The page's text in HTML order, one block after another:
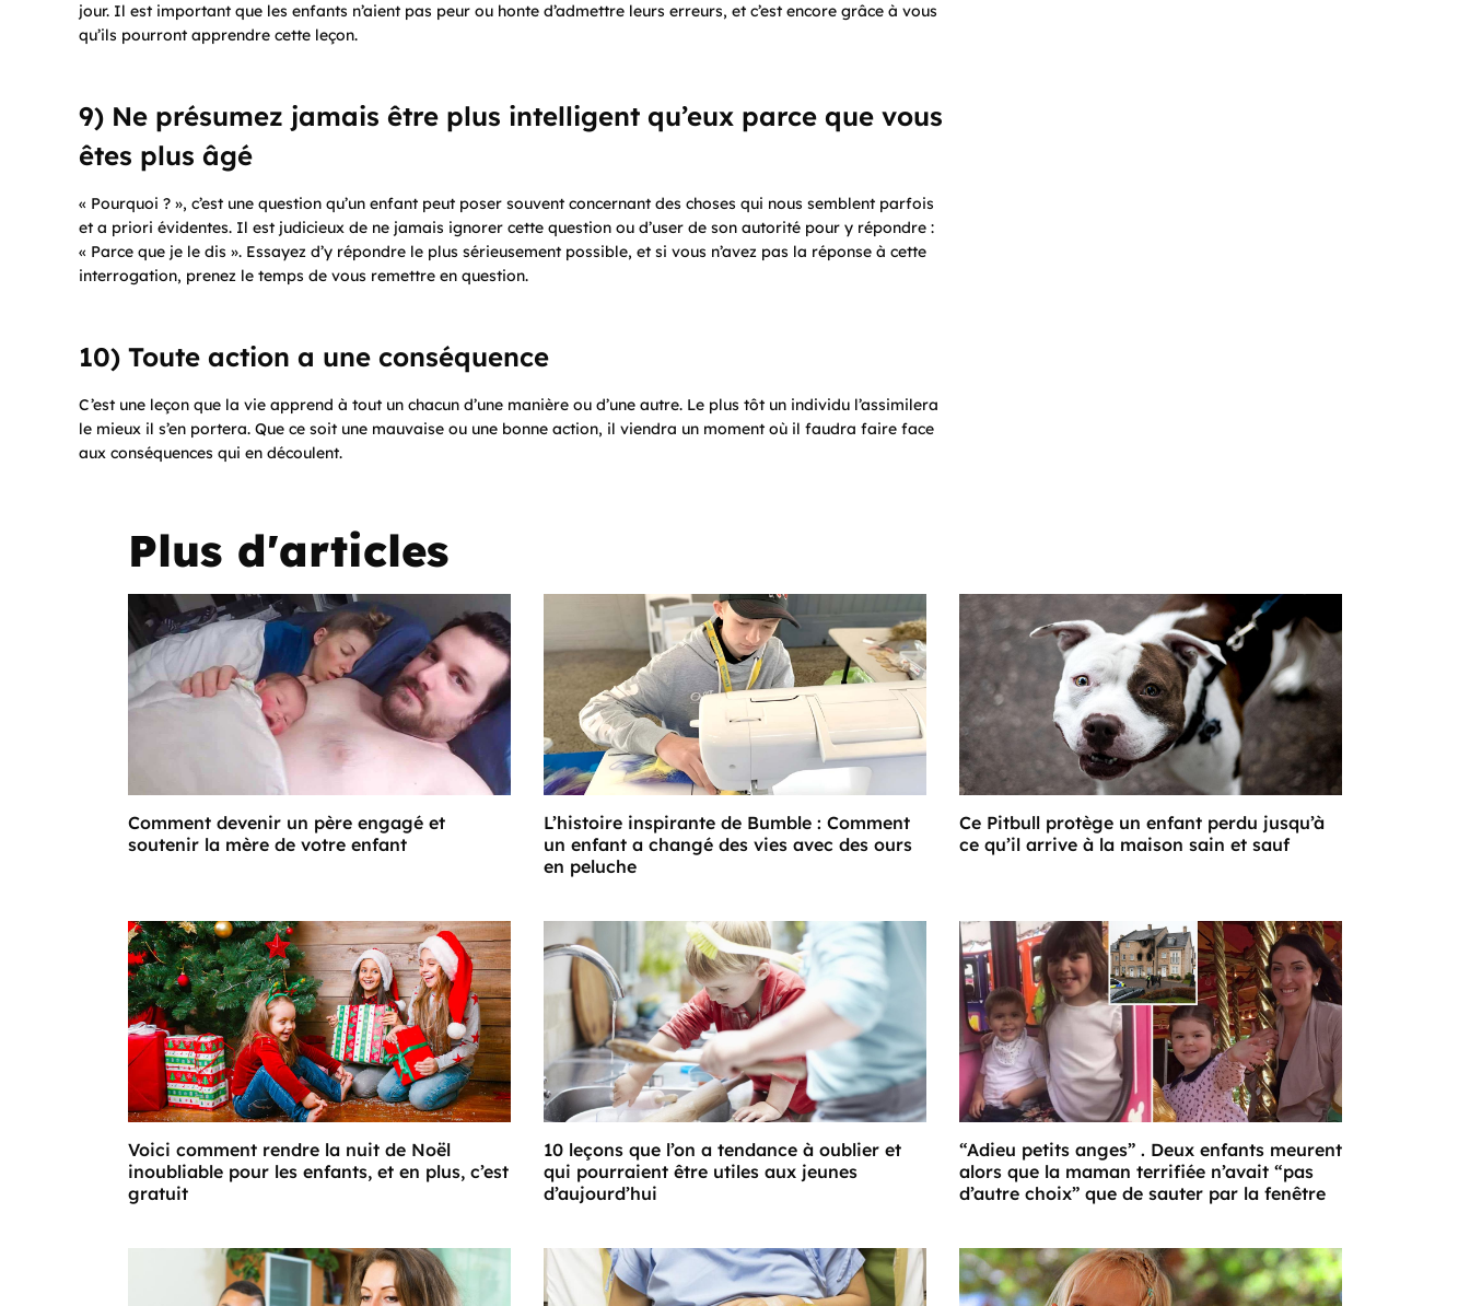
jour. Il est important que les enfants n’aient pas peur ou honte d’admettre leurs erreurs, et c’est encore grâce à vous
qu’ils pourront apprendre cette leçon.
9) Ne présumez jamais être plus intelligent qu’eux parce que vous
êtes plus âgé
« Pourquoi ? », c’est une question qu’un enfant peut poser souvent concernant des choses qui nous semblent parfois
et a priori évidentes. Il est judicieux de ne jamais ignorer cette question ou d’user de son autorité pour y répondre :
« Parce que je le dis ». Essayez d’y répondre le plus sérieusement possible, et si vous n’avez pas la réponse à cette
interrogation, prenez le temps de vous remettre en question.
10) Toute action a une conséquence
C’est une leçon que la vie apprend à tout un chacun d’une manière ou d’une autre. Le plus tôt un individu l’assimilera
le mieux il s’en portera. Que ce soit une mauvaise ou une bonne action, il viendra un moment où il faudra faire face
aux conséquences qui en découlent.
Plus d'articles
Comment devenir un père engagé et
soutenir la mère de votre enfant
L’histoire inspirante de Bumble : Comment
un enfant a changé des vies avec des ours
en peluche
Ce Pitbull protège un enfant perdu jusqu’à
ce qu’il arrive à la maison sain et sauf
Voici comment rendre la nuit de Noël
inoubliable pour les enfants, et en plus, c’est
gratuit
10 leçons que l’on a tendance à oublier et
qui pourraient être utiles aux jeunes
d’aujourd’hui
“Adieu petits anges” . Deux enfants meurent
alors que la maman terrifiée n’avait “pas
d’autre choix” que de sauter par la fenêtre